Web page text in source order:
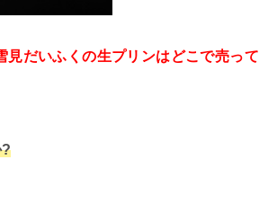
見だいふくの生プリンはどこで売って
?